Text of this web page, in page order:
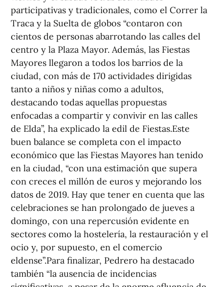
participativas y tradicionales, como el Correr la
Traca y la Suelta de globos “contaron con
cientos de personas abarrotando las calles del
centro y la Plaza Mayor. Además, las Fiestas
Mayores llegaron a todos los barrios de la
ciudad, con más de 170 actividades dirigidas
tanto a niños y niñas como a adultos,
destacando todas aquellas propuestas
enfocadas a compartir y convivir en las calles
de Elda”, ha explicado la edil de Fiestas.Este
buen balance se completa con el impacto
económico que las Fiestas Mayores han tenido
en la ciudad, “con una estimación que supera
con creces el millón de euros y mejorando los
datos de 2019. Hay que tener en cuenta que las
celebraciones se han prolongado de jueves a
domingo, con una repercusión evidente en
sectores como la hostelería, la restauración y el
ocio y, por supuesto, en el comercio
eldense”.Para finalizar, Pedrero ha destacado
también “la ausencia de incidencias